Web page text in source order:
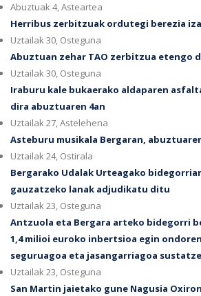
Abuztuak 4, Asteartea
Herribus zerbitzuak ordutegi berezia
Uztailak 30, Osteguna
Abuztuan zehar TAO zerbitzua etengo
Uztailak 30, Osteguna
Iraburu kale bukaerako aldaparen
dira abuztuaren 4an
Uztailak 27, Astelehena
Asteburu musikala Bergaran,
Uztailak 24, Ostirala
Bergarako Udalak Urteagako
gauzatzeko lanak adjudikatu ditu
Uztailak 23, Osteguna
Antzuola eta Bergara arteko bidegorri
1,4 milioi euroko inbertsioa egin
seguruagoa eta jasangarriagoa
Uztailak 23, Osteguna
San Martin jaietako gune Nagusia